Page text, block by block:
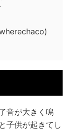
音が大きく鳴
子供が起きてし